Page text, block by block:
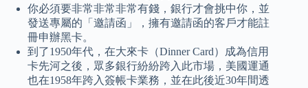
你必須要非常非常非常有錢，銀行才會挑中你，並
發送專屬的「邀請函」，擁有邀請函的客戶才能註
冊申辦黑卡。
到了1950年代，在大來卡（Dinner Card）成為信用
卡先河之後，眾多銀行紛紛跨入此市場，美國運通
也在1958年跨入簽帳卡業務，並在此後近30年間透